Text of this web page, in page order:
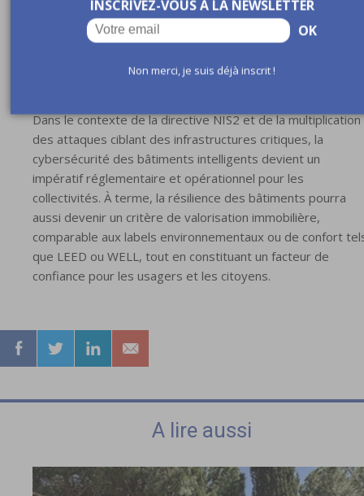
Elles montrent que la protection des infrastructures
connectées n’est plus un luxe, mais un impératif pour
Dans le contexte de la directive NIS2 et de la multiplication
des attaques ciblant des infrastructures critiques, la
cybersécurité des bâtiments intelligents devient un
impératif réglementaire et opérationnel pour les
collectivités. À terme, la résilience des bâtiments pourra
aussi devenir un critère de valorisation immobilière,
comparable aux labels environnementaux ou de confort
que LEED ou WELL, tout en constituant un facteur de
confiance pour les usagers et les citoyens.
A lire aussi
INSCRIVEZ-VOUS À LA NEWSLETTER
OK
Non merci, je suis déjà inscrit !